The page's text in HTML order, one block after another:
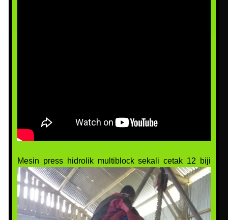
Mesin press hidrolik multiblock sekali cetak 12 biji